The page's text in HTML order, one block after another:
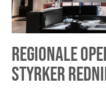
REGIONALE
STYRKER